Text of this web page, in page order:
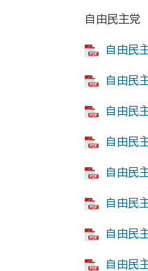
自由民主党
自由民
自由民
自由民
自由民
自由民
自由民
自由民
自由民